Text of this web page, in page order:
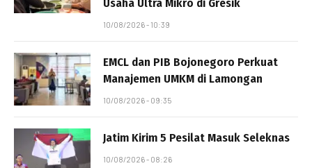
10/08/2026 - 10:39
EMCL dan PIB Bojonegoro Perkuat
Manajemen UMKM di Lamongan
10/08/2026 - 09:35
Jatim Kirim 5 Pesilat Masuk Seleknas
10/08/2026 - 08:26